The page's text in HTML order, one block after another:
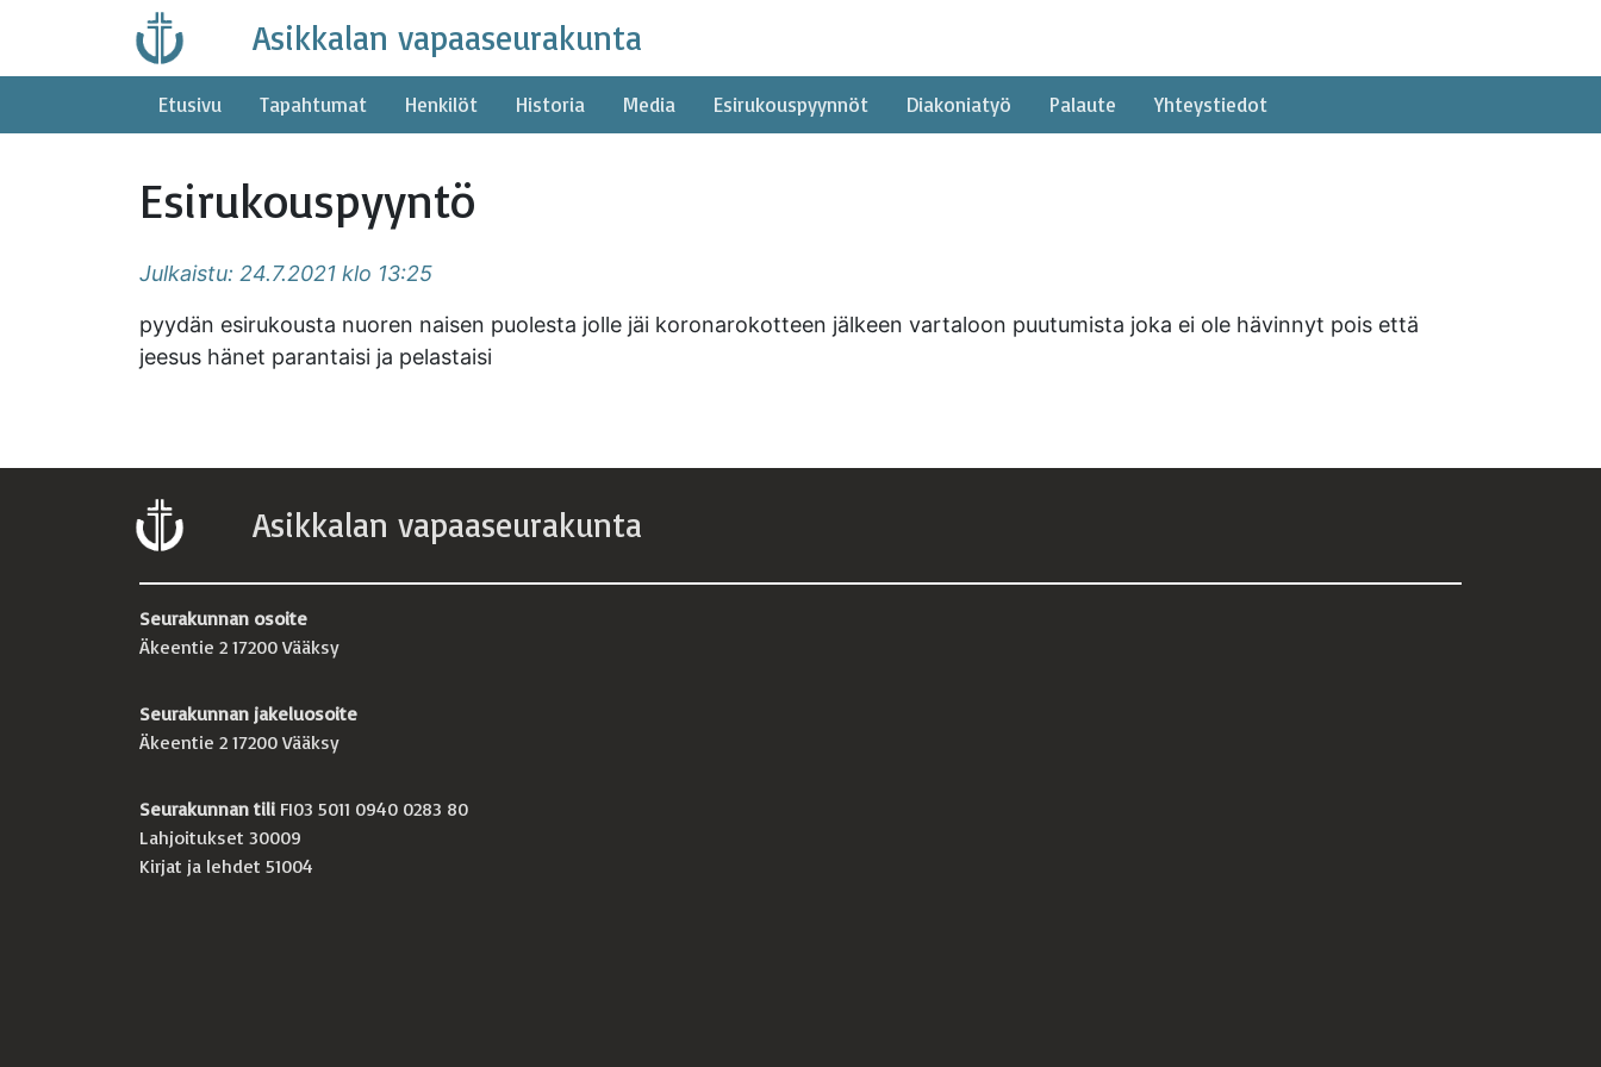
content
Asikkalan vapaaseurakunta
Etusivu Tapahtumat Henkilöt Historia Media Esirukouspyynnöt Diakoniatyö Palaute Yhteystiedot
Esirukouspyyntö
Julkaistu: 24.7.2021 klo 13:25
pyydän esirukousta nuoren naisen puolesta jolle jäi koronarokotteen jälkeen vartaloon puutumista joka ei ole hävinnyt pois että
jeesus hänet parantaisi ja pelastaisi
Asikkalan vapaaseurakunta
Seurakunnan osoite
Äkeentie 2 17200 Vääksy
Seurakunnan jakeluosoite
Äkeentie 2 17200 Vääksy
Seurakunnan tili FI03 5011 0940 0283 80
Lahjoitukset 30009
Kirjat ja lehdet 51004